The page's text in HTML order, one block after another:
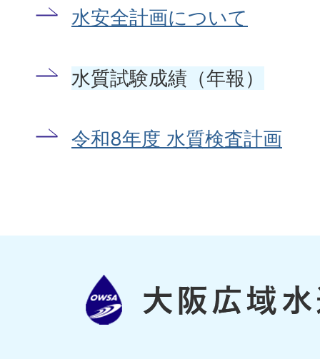
水安全計画について
水質試験成績（年報）
令和8年度 水質検査計画